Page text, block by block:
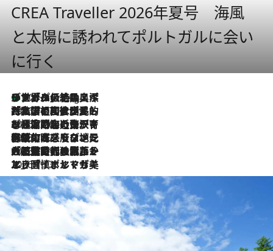
CREA Traveller 2026年夏号 海風
と太陽に誘われてポルトガルに会い
に行く
10 Hours Ago
リスボンの絶品スイーツ「パステル・デ・ナタ」とは？ポルトガル伝統の奥深い世界へ
2026.7.27
「私の祖国はポルトガル語です」国民的詩人フェルナンド・ペソアと、彼が愛した文学の街を歩く
2026.7.26
ポルトガル近海が育む極上の海の幸。キリリと冷えた白ワインと愉しむ、シーフード専門店の贅沢
2026.7.22
伝統の味をモダンに昇華。高感度な地元客が集う、リスボンの最旬ガストロノミー
2026.7.21
大航海時代の栄華から、震災、独裁、そして革命へ。ポルトガル・首都リスボンの石畳に刻まれた「歴史の光と影」
2026.7.13
エッセイ・ヤマザキマリ「慎ましくも美しき国 ポルトガル」